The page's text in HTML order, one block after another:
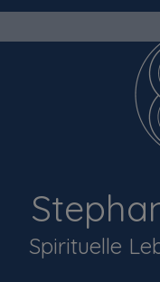
Spirituelle